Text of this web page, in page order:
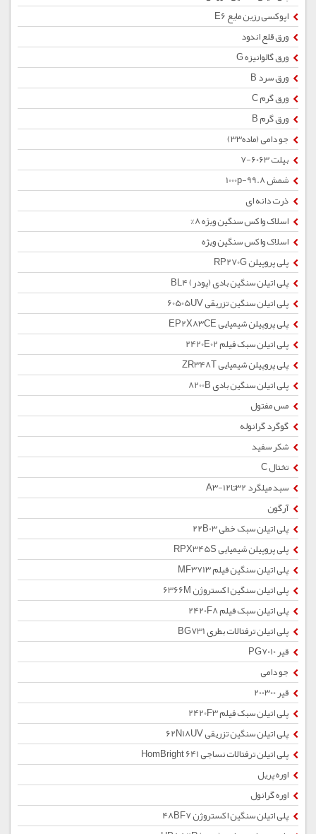
اپوکسی رزین مایع E6
ورق قلع اندود
ورق گالوانیزه G
ورق سرد B
ورق گرم C
ورق گرم B
جو دامی (ماده33)
بیلت 6063-7
شمش 1000p-99.8
ذرت دانه ای
اسلاک واکس سنگین ویژه 8%
اسلاک واکس سنگین ویژه
پلی پروپیلن RP270G
پلی اتیلن سنگین بادی (پودر) BL4
پلی اتیلن سنگین تزریقی 60505UV
پلی پروپیلن شیمیایی EP2X83CE
پلی اتیلن سبک فیلم 2420E02
پلی پروپیلن شیمیایی ZR348T
پلی اتیلن سنگین بادی 8200B
مس مفتول
گوگرد گرانوله
شکر سفید
تختال C
سبد میلگرد 32تا12-A3
آرگون
پلی اتیلن سبک خطی 22B03
پلی پروپیلن شیمیایی RPX345S
پلی اتیلن سنگین فیلم MF3713
پلی اتیلن سنگین اکستروژن 6366M
پلی اتیلن سبک فیلم 2420F8
پلی اتیلن ترفتالات بطری BG731
قیر PG7010
جو دامی
قیر 200300
پلی اتیلن سبک فیلم 2420F3
پلی اتیلن سنگین تزریقی 62N18UV
پلی اتیلن ترفتالات نساجی HomBright 641
اوره پریل
اوره گرانول
پلی اتیلن سنگین اکستروژن 48BF7